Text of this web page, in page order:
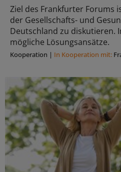
Ziel des Frankfurter Forums
der Gesellschafts- und
Deutschland zu diskutieren.
mögliche Lösungsansätze.
Kooperation | In Kooperation mit: